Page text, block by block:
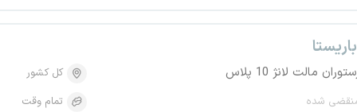
باریستا
مالت لانژ 10 پلاس
شده
کل کشور
تمام وقت